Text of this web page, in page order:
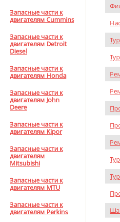
Запасные части к
двигателям Cummins
Запасные части к
двигателям Detroit
Diesel
Запасные части к
двигателям Honda
Запасные части к
двигателям John
Deere
Запасные части к
двигателям Kipor
Запасные части к
двигателям
Mitsubishi
Запасные части к
двигателям MTU
Запасные части к
двигателям Perkins